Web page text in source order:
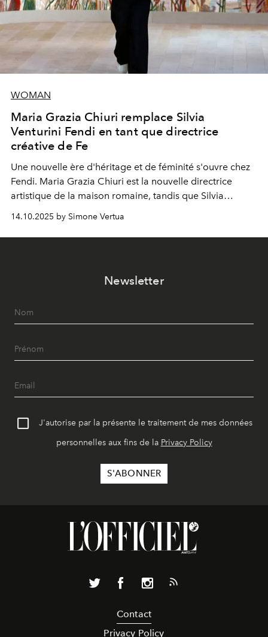
WOMAN
Maria Grazia Chiuri remplace Silvia
Venturini Fendi en tant que directrice
créative de Fe
Une nouvelle ère d'héritage et de féminité s'ouvre chez
Fendi. Maria Grazia Chiuri est la nouvelle directrice
artistique de la maison romaine, tandis que Silvia
14.10.2025 by Simone Vertua
Newsletter
J'autorise par la présente le traitement de mes données
personnelles aux fins de la Privacy Policy
Contact
Privacy Policy